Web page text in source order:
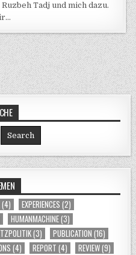
Tadj und mich dazu.
(4) EXPERIENCES (2)
HUMANMACHINE(3)
(3) PUBLICATION (16)
(4) REPORT (4) REVIEW(9)